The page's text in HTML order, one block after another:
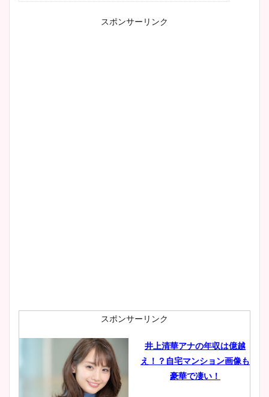
スポンサーリンク
スポンサーリンク
井上清華アナの年収は億越
え！？自宅マンション画像も
豪華で凄い！